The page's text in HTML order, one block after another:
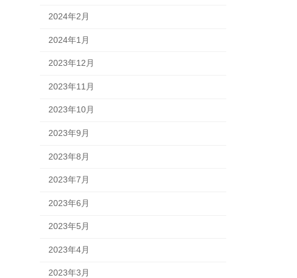
2024年2月
2024年1月
2023年12月
2023年11月
2023年10月
2023年9月
2023年8月
2023年7月
2023年6月
2023年5月
2023年4月
2023年3月